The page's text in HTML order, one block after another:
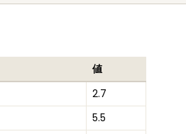
値
2.7
5.5